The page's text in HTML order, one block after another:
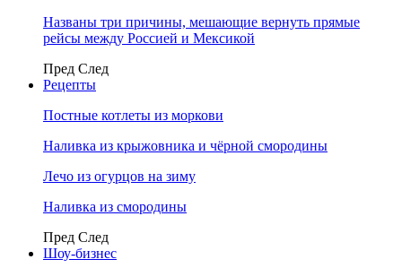
Названы три причины, мешающие вернуть прямые
рейсы между Россией и Мексикой
Пред След
Рецепты
Постные котлеты из моркови
Наливка из крыжовника и чёрной смородины
Лечо из огурцов на зиму
Наливка из смородины
Пред След
Шоу-бизнес